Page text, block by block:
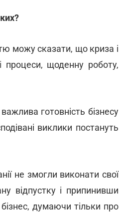
можу сказати, що криза і
процеси, щоденну роботу,
готовність бізнесу
виклики постануть
не змогли виконати свої
відпустку і припинивши
думаючи тільки про